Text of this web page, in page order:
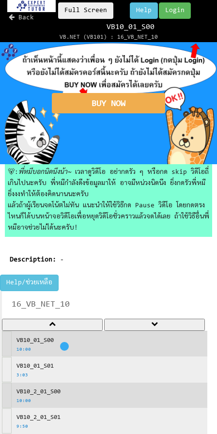
Back
Full Screen Login
Help
VB10_01_S00
VB.NET (VB101) : 16_VB_NET_10
BUY NOW
🐻: พี่หมีบอกนิดนึงน้า~เวลาดูวิดีโอ อย่ากดรัว ๆ หรือกด skip วิดีโอถี่
เกินไปนะครับ พี่หมีกำลังดึงข้อมูลมาให้ อาจมีหน่วงนิดนึง ยิ่งกดรัวพี่หมี
ยิ่งงงทำให้ต้องคิดนานนะครับ
แล้วถ้าผู้เรียนจดโน้ตไม่ทัน แนะนำให้ใช้วิธีกด Pause วิดีโอ โดยกดตรง
ไหนก็ได้บนหน้าจอวิดีโอเพื่อหยุดวิดีโอชั่วคราวแล้วจดได้เลย ถ้าใช้วิธีอื่นพี่
หมีอาจช่วยไม่ได้นะครับ!
Description: -
Help/ช่วยเหลือ
16_VB_NET_10
VB10_01_S00
10:00
VB10_01_S01
3:03
VB10_2_01_S00
10:00
VB10_2_01_S01
9:50